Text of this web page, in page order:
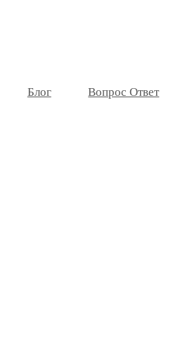
Блог Вопрос Ответ